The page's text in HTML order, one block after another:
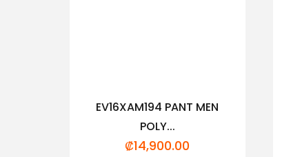
EV16XAM194 PANT MEN
POLY...
₡14,900.00